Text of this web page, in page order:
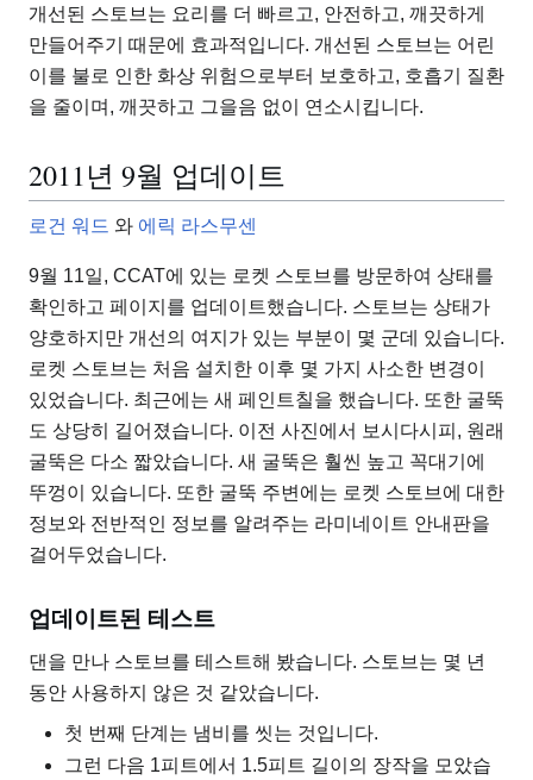
개선된 스토브는 요리를 더 빠르고, 안전하고, 깨끗하게
만들어주기 때문에 효과적입니다. 개선된 스토브는 어린
이를 불로 인한 화상 위험으로부터 보호하고, 호흡기 질환
을 줄이며, 깨끗하고 그을음 없이 연소시킵니다.
2011년 9월 업데이트
로건 워드 와 에릭 라스무센
9월 11일, CCAT에 있는 로켓 스토브를 방문하여 상태를
확인하고 페이지를 업데이트했습니다. 스토브는 상태가
양호하지만 개선의 여지가 있는 부분이 몇 군데 있습니다.
로켓 스토브는 처음 설치한 이후 몇 가지 사소한 변경이
있었습니다. 최근에는 새 페인트칠을 했습니다. 또한 굴뚝
도 상당히 길어졌습니다. 이전 사진에서 보시다시피, 원래
굴뚝은 다소 짧았습니다. 새 굴뚝은 훨씬 높고 꼭대기에
뚜껑이 있습니다. 또한 굴뚝 주변에는 로켓 스토브에 대한
정보와 전반적인 정보를 알려주는 라미네이트 안내판을
걸어두었습니다.
업데이트된 테스트
댄을 만나 스토브를 테스트해 봤습니다. 스토브는 몇 년
동안 사용하지 않은 것 같았습니다.
첫 번째 단계는 냄비를 씻는 것입니다.
그런 다음 1피트에서 1.5피트 길이의 장작을 모았습